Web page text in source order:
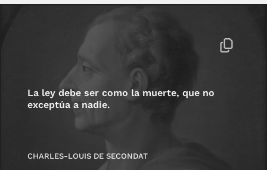
La ley debe ser como la muerte, que no
exceptúa a nadie.
CHARLES-LOUIS DE SECONDAT